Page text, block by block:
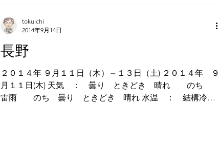
長野
２０１４年 ９月１１日（木）～１３日（土) ２０１４年 ９
月１１日(木) 天気 ： 曇り ときどき 晴れ のち
雷雨 のち 曇り ときどき 晴れ 水温 ： 結構冷た
tokuichi
2014年9月14日